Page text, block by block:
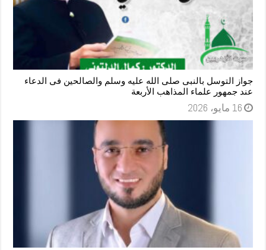
جواز التوسل بالنبى صلى الله عليه وسلم والصالحين فى الدعاء
عند جمهور علماء المذاهب الأربعة
16 مايو، 2026